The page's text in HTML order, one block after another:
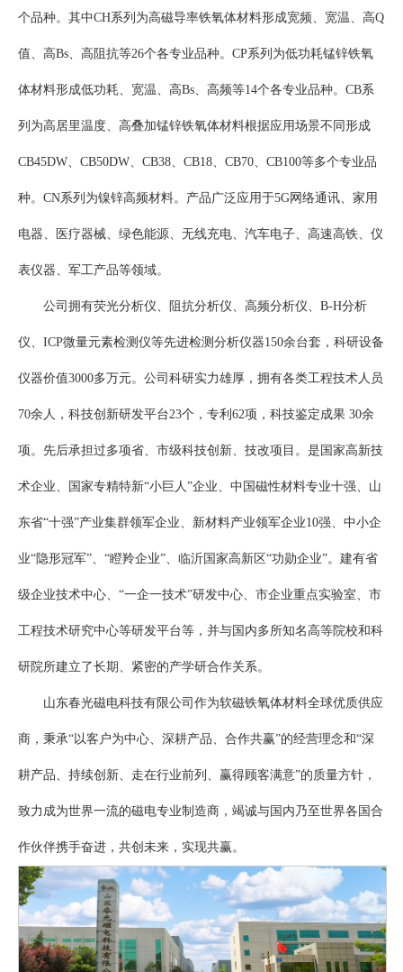
个品种。其中CH系列为高磁导率铁氧体材料形成宽频、宽温、高Q
值、高Bs、高阻抗等26个各专业品种。CP系列为低功耗锰锌铁氧
体材料形成低功耗、宽温、高Bs、高频等14个各专业品种。CB系
列为高居里温度、高叠加锰锌铁氧体材料根据应用场景不同形成
CB45DW、CB50DW、CB38、CB18、CB70、CB100等多个专业品
种。CN系列为镍锌高频材料。产品广泛应用于5G网络通讯、家用
电器、医疗器械、绿色能源、无线充电、汽车电子、高速高铁、仪
表仪器、军工产品等领域。
公司拥有荧光分析仪、阻抗分析仪、高频分析仪、B-H分析
仪、ICP微量元素检测仪等先进检测分析仪器150余台套，科研设备
仪器价值3000多万元。公司科研实力雄厚，拥有各类工程技术人员
70余人，科技创新研发平台23个，专利62项，科技鉴定成果 30余
项。先后承担过多项省、市级科技创新、技改项目。是国家高新技
术企业、国家专精特新“小巨人”企业、中国磁性材料专业十强、山
东省“十强”产业集群领军企业、新材料产业领军企业10强、中小企
业“隐形冠军”、“瞪羚企业”、临沂国家高新区“功勋企业”。建有省
级企业技术中心、“一企一技术”研发中心、市企业重点实验室、市
工程技术研究中心等研发平台等，并与国内多所知名高等院校和科
研院所建立了长期、紧密的产学研合作关系。
山东春光磁电科技有限公司作为软磁铁氧体材料全球优质供应
商，秉承“以客户为中心、深耕产品、合作共赢”的经营理念和“深
耕产品、持续创新、走在行业前列、赢得顾客满意”的质量方针，
致力成为世界一流的磁电专业制造商，竭诚与国内乃至世界各国合
作伙伴携手奋进，共创未来，实现共赢。